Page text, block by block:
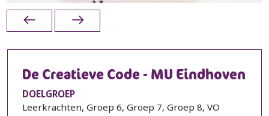
De Creatieve Code - MU Eindhoven
DOELGROEP
Leerkrachten, Groep 6, Groep 7, Groep 8, VO